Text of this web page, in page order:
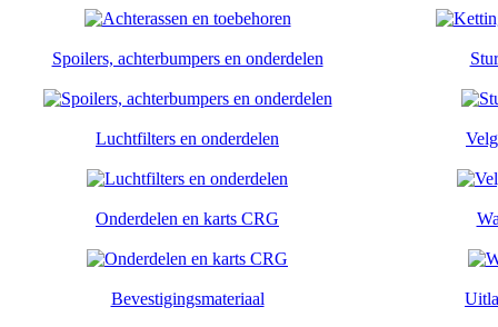
Spoilers, achterbumpers en onderdelen
Luchtfilters en onderdelen
Onderdelen en karts CRG
Bevestigingsmateriaal